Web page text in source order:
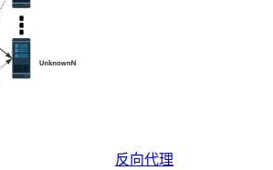
反向代理